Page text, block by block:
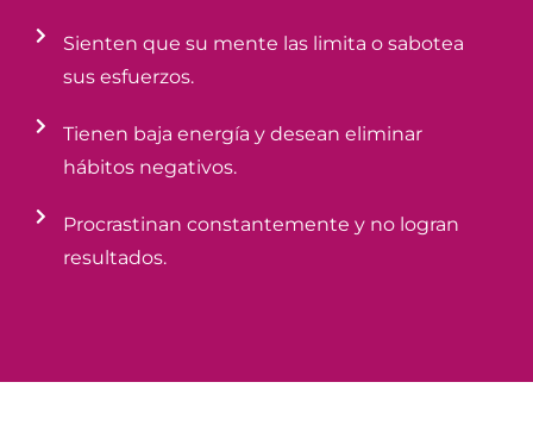
Sienten que su mente las limita o sabotea
sus esfuerzos.
Tienen baja energía y desean eliminar
hábitos negativos.
Procrastinan constantemente y no logran
resultados.